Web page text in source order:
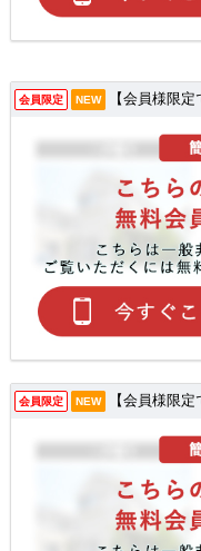
会員限定 NEW 【会員様限定
会員限定 NEW 【会員様限定